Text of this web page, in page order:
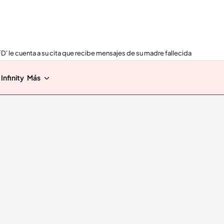
le cuenta a su cita que recibe mensajes de su madre fallecida
Más